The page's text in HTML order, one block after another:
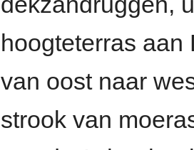
hoogteterras
van oost naar
strook van